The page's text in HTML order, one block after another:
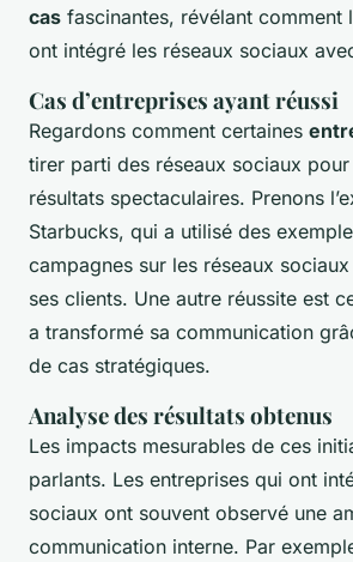
cas fascinantes, révélant comment
ont intégré les réseaux sociaux
Cas d’entreprises ayant réussi
Regardons comment certaines
tirer parti des réseaux sociaux
résultats spectaculaires. Prenons
Starbucks, qui a utilisé des
campagnes sur les réseaux
ses clients. Une autre réussite est
a transformé sa communication
de cas stratégiques.
Analyse des résultats obtenus
Les impacts mesurables de ces
parlants. Les entreprises qui ont
sociaux ont souvent observé une
communication interne. Par